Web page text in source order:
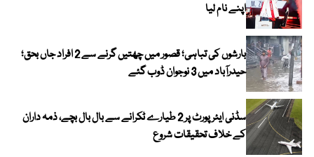
اپنے نام لیا
بارشوں کی تباہی؛ قصور میں چھتیں گرنے سے 2 افراد جاں بحق؛
حیدرآباد میں 3 نوجوان ڈوب گئے
سڈنی ایئرپورٹ پر 2 طیارے ٹکرانے سے بال بال بچے، ذمہ داران
کے خلاف تحقیقات شروع